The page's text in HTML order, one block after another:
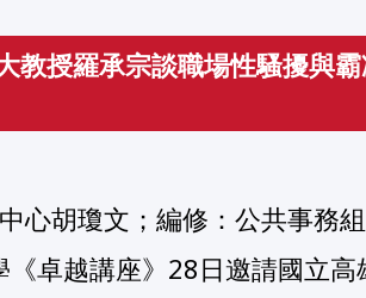
教授羅承宗談職場性騷擾
卓越講座》28日邀請國立